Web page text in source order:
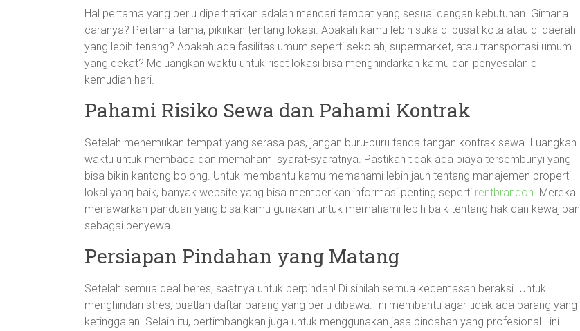
Hal pertama yang perlu diperhatikan adalah mencari tempat yang sesuai dengan kebutuhan. Gimana
caranya? Pertama-tama, pikirkan tentang lokasi. Apakah kamu lebih suka di pusat kota atau di daerah
yang lebih tenang? Apakah ada fasilitas umum seperti sekolah, supermarket, atau transportasi umum
yang dekat? Meluangkan waktu untuk riset lokasi bisa menghindarkan kamu dari penyesalan di
kemudian hari.
Pahami Risiko Sewa dan Pahami Kontrak
Setelah menemukan tempat yang serasa pas, jangan buru-buru tanda tangan kontrak sewa. Luangkan
waktu untuk membaca dan memahami syarat-syaratnya. Pastikan tidak ada biaya tersembunyi yang
bisa bikin kantong bolong. Untuk membantu kamu memahami lebih jauh tentang manajemen properti
lokal yang baik, banyak website yang bisa memberikan informasi penting seperti rentbrandon. Mereka
menawarkan panduan yang bisa kamu gunakan untuk memahami lebih baik tentang hak dan kewajiban
sebagai penyewa.
Persiapan Pindahan yang Matang
Setelah semua deal beres, saatnya untuk berpindah! Di sinilah semua kecemasan beraksi. Untuk
menghindari stres, buatlah daftar barang yang perlu dibawa. Ini membantu agar tidak ada barang yang
ketinggalan. Selain itu, pertimbangkan juga untuk menggunakan jasa pindahan yang profesional—ini